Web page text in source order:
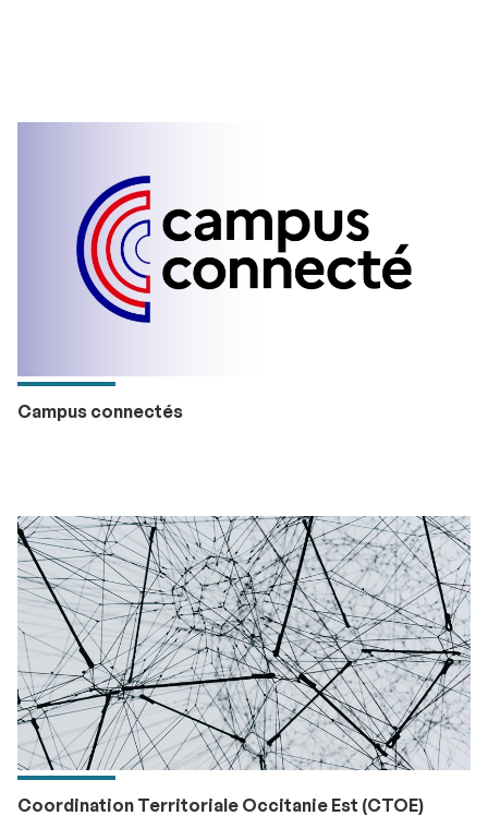
Campus connectés
Coordination Territoriale Occitanie Est (CTOE)